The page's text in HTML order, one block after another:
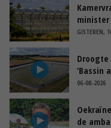
minister
GISTEREN,
‘Bassin
06-08-2026
de